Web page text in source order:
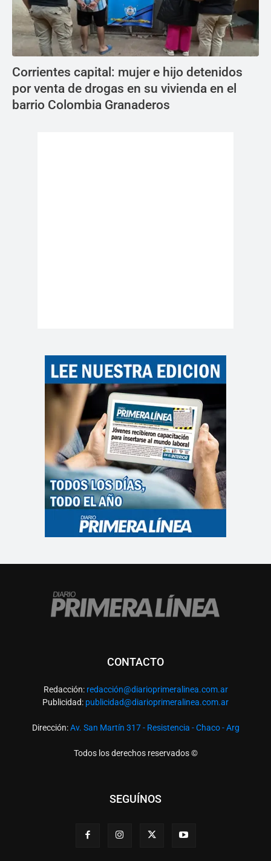
Corrientes capital: mujer e hijo detenidos
por venta de drogas en su vivienda en el
barrio Colombia Granaderos
CONTACTO
Redacción: redacción@diarioprimeralinea.com.ar
Publicidad: publicidad@diarioprimeralinea.com.ar
Dirección:Av. San Martín 317 - Resistencia - Chaco - Arg
Todos los derechos reservados ©
SEGUÍNOS